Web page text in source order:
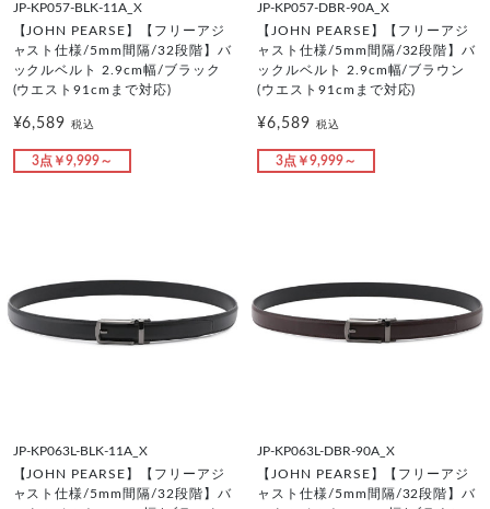
JP-KP057-BLK-11A_X
【JOHN PEARSE】【フリーアジ
ャスト仕様/5mm間隔/32段階】バ
ックルベルト 2.9cm幅/ブラック
(ウエスト91cmまで対応)
¥6,589税込
3点￥9,999～
JP-KP057-DBR-90A_X
【JOHN PEARSE】【フリーアジ
ャスト仕様/5mm間隔/32段階】バ
ックルベルト 2.9cm幅/ブラウン
(ウエスト91cmまで対応)
¥6,589 税込
3点￥9,999～
JP-KP063L-BLK-11A_X
【JOHN PEARSE】【フリーアジ
ャスト仕様/5mm間隔/32段階】バ
JP-KP063L-DBR-90A_X
【JOHN PEARSE】【フリーアジ
ャスト仕様/5mm間隔/32段階】バ